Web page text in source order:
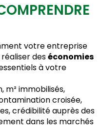
votre entreprise
deséconomies
à votre
m² immobilisés,
croisée,
crédibilité auprès des
dans les marchés